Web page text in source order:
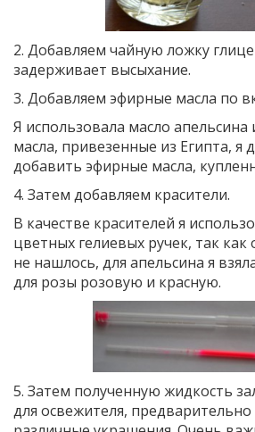
2. Добавляем чайную ложку
задерживает высыхание.
3. Добавляем эфирные масла по
Я использовала масло апельсина
масла, привезенные из Египта,
добавить эфирные масла,
4. Затем добавляем красители.
В качестве красителей я
цветных гелиевых ручек, так
не нашлось, для апельсина я
для розы розовую и красную.
5. Затем полученную жидкость
для освежителя,